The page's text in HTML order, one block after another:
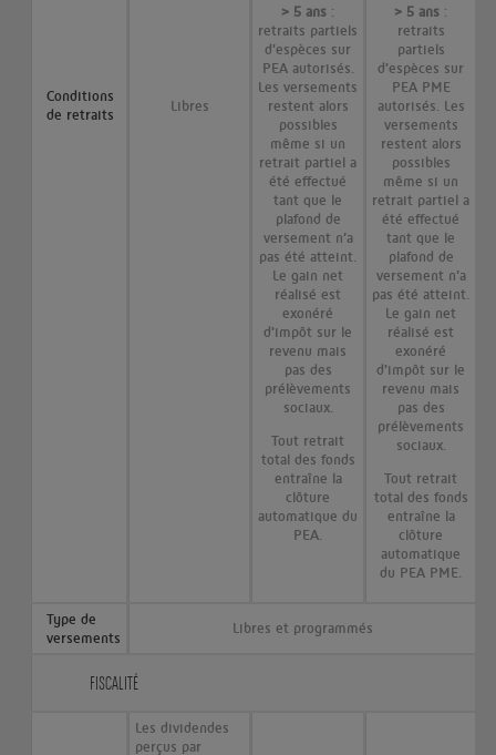
Conditions
de retraits
Libres
> 5 ans :
retraits partiels
d'espèces sur
PEA autorisés.
Les versements
restent alors
possibles
même si un
retrait partiel a
été effectué
tant que le
plafond de
versement n’a
pas été atteint.
Le gain net
réalisé est
exonéré
d'impôt sur le
revenu mais
pas des
prélèvements
sociaux.
Tout retrait
total des fonds
entraîne la
clôture
automatique du
PEA.
> 5 ans :
retraits
partiels
d'espèces sur
PEA PME
autorisés. Les
versements
restent alors
possibles
même si un
retrait partiel a
été effectué
tant que le
plafond de
versement n’a
pas été atteint.
Le gain net
réalisé est
exonéré
d'impôt sur le
revenu mais
pas des
prélèvements
sociaux.
Tout retrait
total des fonds
entraîne la
clôture
automatique
du PEA PME.
Type de
versements
Libres et programmés
FISCALITÉ
Les dividendes
perçus par